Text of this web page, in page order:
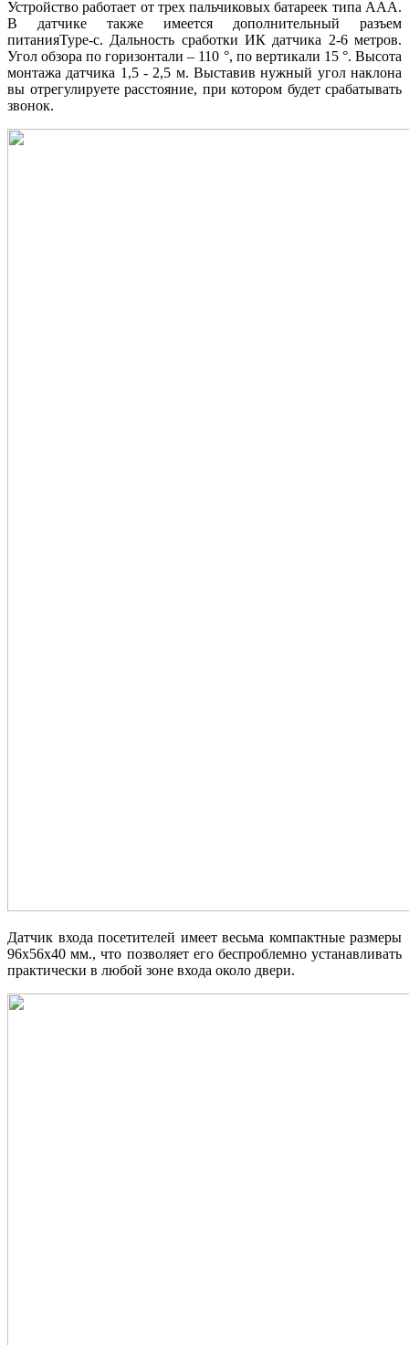
Устройство работает от трех пальчиковых батареек типа AAА.
В датчике также имеется дополнительный разъем
питанияType-c.Дальность сработки ИК датчика 2-6 метров.
Угол обзора по горизонтали – 110 °, по вертикали 15 °. Высота
монтажа датчика 1,5 - 2,5 м. Выставив нужный угол наклона
вы отрегулируете расстояние, при котором будет срабатывать
звонок.
Датчик входа посетителей имеет весьма компактные размеры
96х56х40 мм., что позволяет его беспроблемно устанавливать
практически в любой зоне входа около двери.